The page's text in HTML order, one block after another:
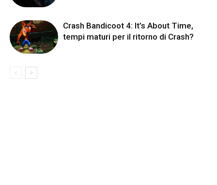
Crash Bandicoot 4: It’s About Time,
tempi maturi per il ritorno di Crash?